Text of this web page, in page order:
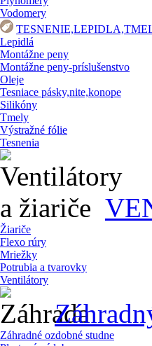
Vodomery
Lepidlá
Montážne peny
Montážne peny-príslušenstvo
Oleje
Tesniace pásky,nite,konope
Silikóny
Tmely
Výstražné fólie
Tesnenia
Žiariče
Flexo rúry
Mriežky
Potrubia a tvarovky
Ventilátory
Záhradné ozdobné studne